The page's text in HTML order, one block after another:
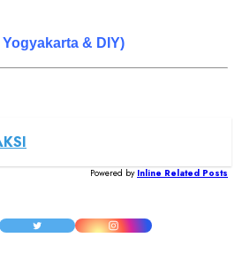
& DIY)
Powered by Inline Related Posts